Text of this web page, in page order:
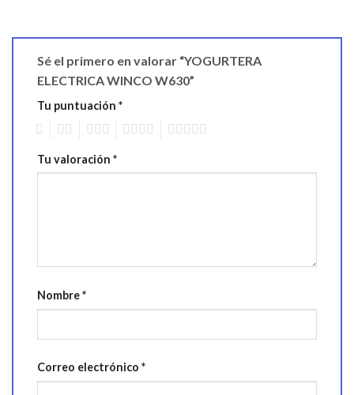
Sé el primero en valorar “YOGURTERA
ELECTRICA WINCO W630”
Tu puntuación *
Tu valoración *
Nombre*
Correo electrónico *